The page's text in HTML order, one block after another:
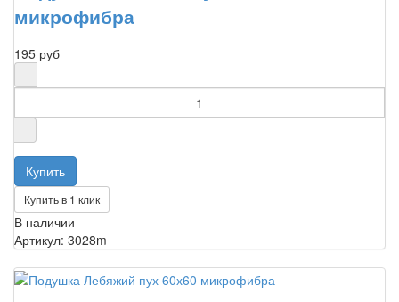
микрофибра
195 руб
Купить в 1 клик
В наличии
Артикул: 3028m